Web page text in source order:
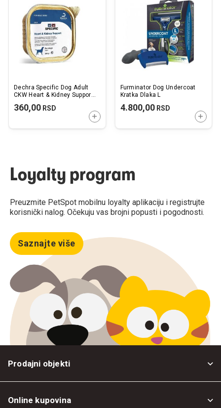
Dechra Specific Dog Adult
CKW Heart & Kidney Support
360,00 RSD
DODAJTE U KORPU
Furminator Dog Undercoat
Kratka Dlaka L
4.800,00RSD
Loyalty program
Preuzmite PetSpot mobilnu loyalty aplikaciju i registrujte
korisnički nalog. Očekuju vas brojni popusti i pogodnosti.
Saznajte više
Prodajni objekti
Online kupovina